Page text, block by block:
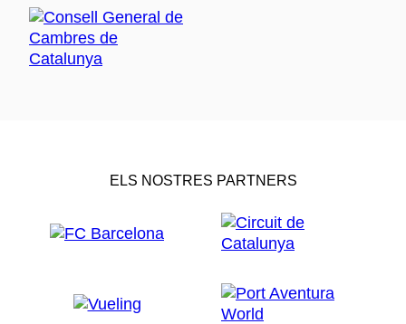
ELS NOSTRES PARTNERS